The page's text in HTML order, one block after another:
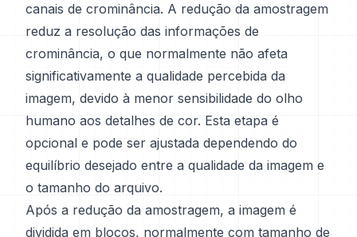
canais de crominância. A redução da amostragem
reduz a resolução das informações de
crominância, o que normalmente não afeta
significativamente a qualidade percebida da
imagem, devido à menor sensibilidade do olho
humano aos detalhes de cor. Esta etapa é
opcional e pode ser ajustada dependendo do
equilíbrio desejado entre a qualidade da imagem e
o tamanho do arquivo.
Após a redução da amostragem, a imagem é
dividida em blocos, normalmente com tamanho de